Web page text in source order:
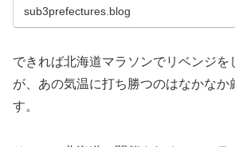
sub3prefectures.blog
できれば北海道マラソンでリベンジを
が、あの気温に打ち勝つのはなかなか
す。